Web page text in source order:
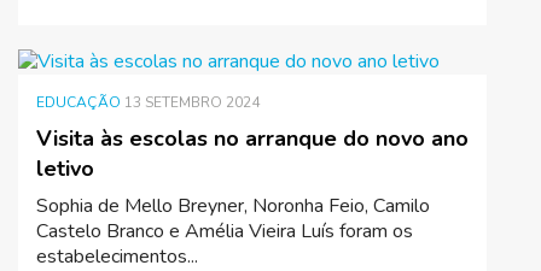
Visita às escolas no arranque do novo ano
letivo
EDUCAÇÃO 13 SETEMBRO 2024
Sophia de Mello Breyner, Noronha Feio, Camilo
Castelo Branco e Amélia Vieira Luís foram os
estabelecimentos...